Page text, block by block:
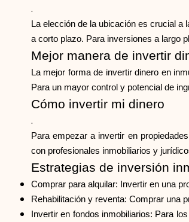
.
La elección de la ubicación es crucial
a corto plazo. Para inversiones a largo
Mejor manera de invertir
La mejor forma de invertir dinero en
Para un mayor control y potencial de
Cómo invertir mi dinero
.
Para empezar a invertir en
con profesionales inmobiliarios y
Estrategias de inversión
Comprar para alquilar: Invertir en una
Rehabilitación y reventa: Comprar una
Invertir en fondos inmobiliarios: Para